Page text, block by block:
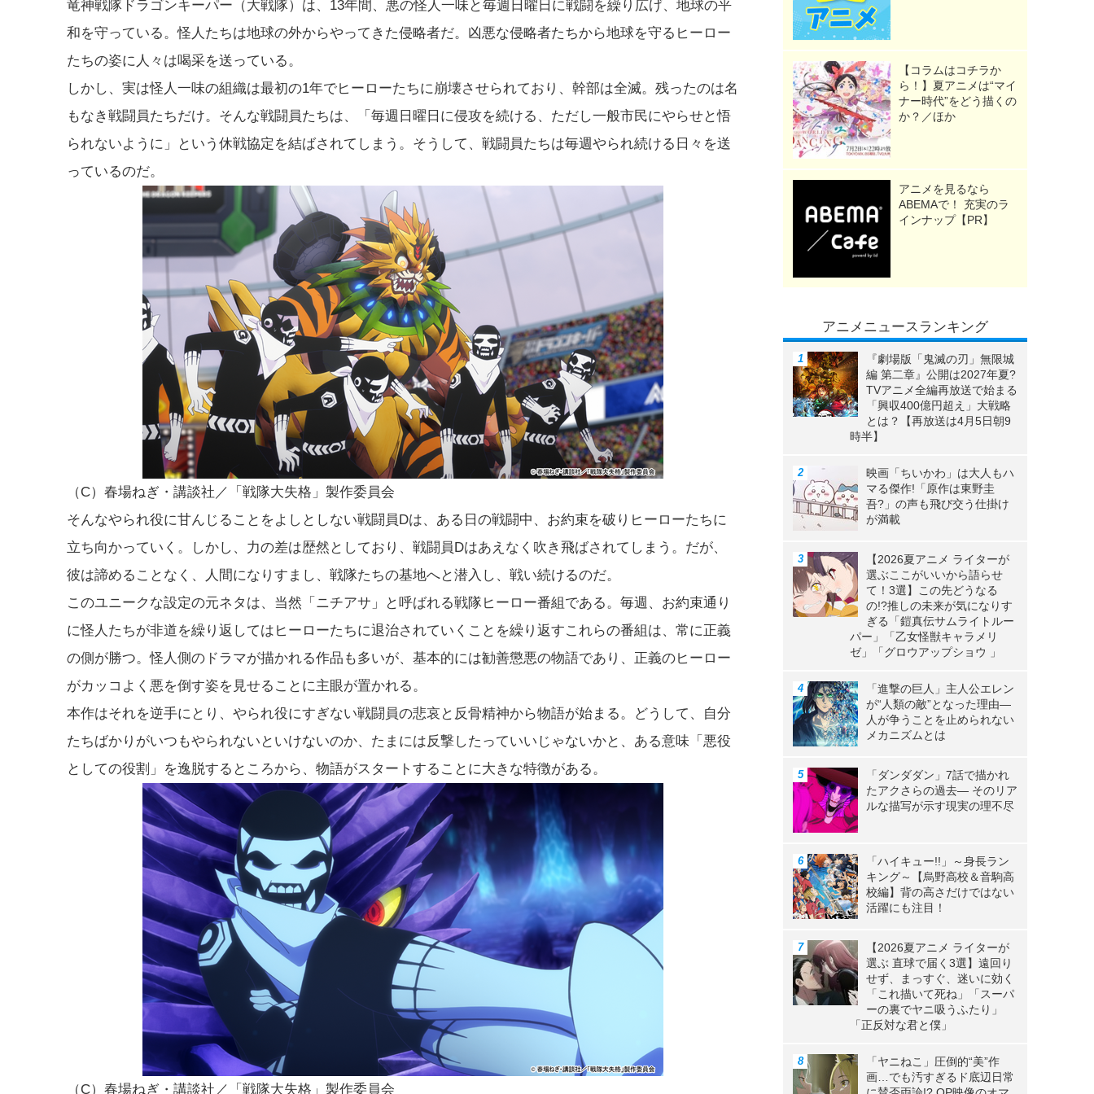
竜神戦隊ドラゴンキーパー（大戦隊）は、13年間、悪の怪人一味と毎週日曜日に戦闘を繰り広げ、地球の平
和を守っている。怪人たちは地球の外からやってきた侵略者だ。凶悪な侵略者たちから地球を守るヒーロー
たちの姿に人々は喝采を送っている。
しかし、実は怪人一味の組織は最初の1年でヒーローたちに崩壊させられており、幹部は全滅。残ったのは名
もなき戦闘員たちだけ。そんな戦闘員たちは、「毎週日曜日に侵攻を続ける、ただし一般市民にやらせと悟
られないように」という休戦協定を結ばされてしまう。そうして、戦闘員たちは毎週やられ続ける日々を送
っているのだ。
（C）春場ねぎ・講談社／「戦隊大失格」製作委員会
そんなやられ役に甘んじることをよしとしない戦闘員Dは、ある日の戦闘中、お約束を破りヒーローたちに
立ち向かっていく。しかし、力の差は歴然としており、戦闘員Dはあえなく吹き飛ばされてしまう。だが、
彼は諦めることなく、人間になりすまし、戦隊たちの基地へと潜入し、戦い続けるのだ。
このユニークな設定の元ネタは、当然「ニチアサ」と呼ばれる戦隊ヒーロー番組である。毎週、お約束通り
に怪人たちが非道を繰り返してはヒーローたちに退治されていくことを繰り返すこれらの番組は、常に正義
の側が勝つ。怪人側のドラマが描かれる作品も多いが、基本的には勧善懲悪の物語であり、正義のヒーロー
がカッコよく悪を倒す姿を見せることに主眼が置かれる。
本作はそれを逆手にとり、やられ役にすぎない戦闘員の悲哀と反骨精神から物語が始まる。どうして、自分
たちばかりがいつもやられないといけないのか、たまには反撃したっていいじゃないかと、ある意味「悪役
としての役割」を逸脱するところから、物語がスタートすることに大きな特徴がある。
（C）春場ねぎ・講談社／「戦隊大失格」製作委員会
【コラムはコチラか
ら！】夏アニメは“マイ
ナー時代”をどう描くの
か？／ほか
アニメを見るなら
ABEMAで！ 充実のラ
インナップ【PR】
アニメニュースランキング
『劇場版「鬼滅の刃」無限城
編 第二章』公開は2027年夏?
TVアニメ全編再放送で始まる
「興収400億円超え」大戦略
とは？【再放送は4月5日朝9
時半】
映画「ちいかわ」は大人もハ
マる傑作!「原作は東野圭
吾?」の声も飛び交う仕掛け
が満載
【2026夏アニメ ライターが
選ぶここがいいから語らせ
て！3選】この先どうなる
の!?推しの未来が気になりす
ぎる「鎧真伝サムライトルー
パー」「乙女怪獣キャラメリ
ゼ」「グロウアップショウ 」
「進撃の巨人」主人公エレン
が“人類の敵”となった理由―
人が争うことを止められない
メカニズムとは
「ダンダダン」7話で描かれ
たアクさらの過去― そのリア
ルな描写が示す現実の理不尽
「ハイキュー!!」～身長ラン
キング～【烏野高校＆音駒高
校編】背の高さだけではない
活躍にも注目！
【2026夏アニメ ライターが
選ぶ 直球で届く3選】遠回り
せず、まっすぐ、迷いに効く
「これ描いて死ね」「スーパ
ーの裏でヤニ吸うふたり」
「正反対な君と僕」
「ヤニねこ」圧倒的“美”作
画…でも汚すぎるド底辺日常